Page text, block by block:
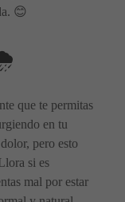
😊
que te permitas
en tu
pero esto
si es
mal por estar